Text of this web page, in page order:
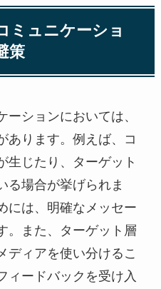
ミュニケーショ
策
ションにおいては、
あります。例えば、コ
生じたり、ターゲット
る場合が挙げられま
には、明確なメッセー
。また、ターゲット層
ディアを使い分けるこ
ィードバックを受け入